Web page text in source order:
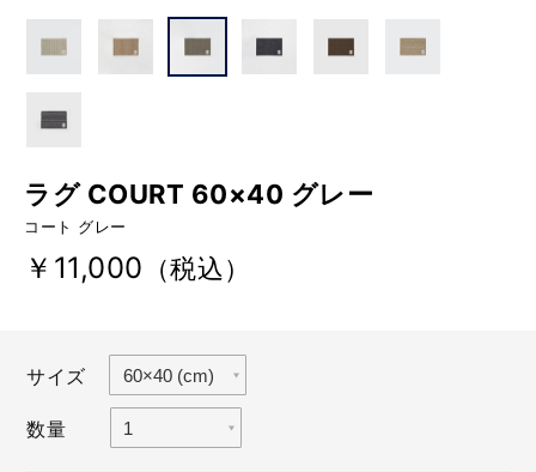
ラグ COURT 60×40 グレー
コート グレー
￥11,000 （税込）
サイズ
数量